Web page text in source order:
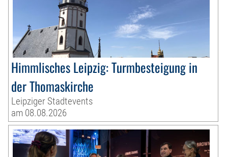
Himmlisches Leipzig: Turmbesteigung in
der Thomaskirche
Leipziger Stadtevents
am 08.08.2026